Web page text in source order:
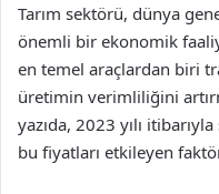
Tarım sektörü, dünya
önemli bir ekonomik
en temel araçlardan biri
üretimin verimliliğini
yazıda, 2023 yılı
bu fiyatları etkileyen